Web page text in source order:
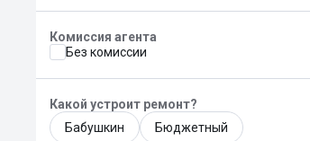
Комиссия агента
Без комиссии
Какой устроит ремонт?
Бабушкин
Бюджетный